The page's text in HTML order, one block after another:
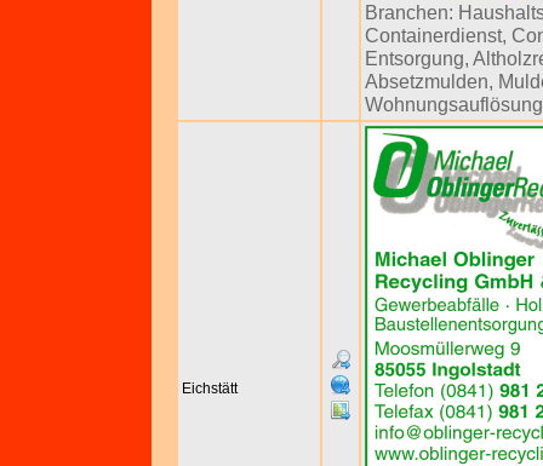
Branchen:
Containerdienst,
Entsorgung,
Absetzmulden,
Eichstätt